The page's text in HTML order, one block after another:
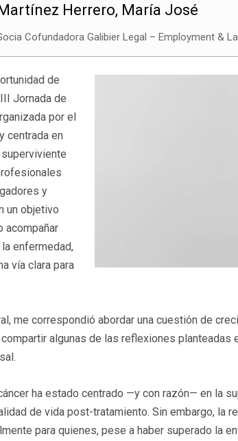
Herrero, María José
Cofundadora Galibier Legal – Employment &
de
Jornada de
por el
centrada en
y
un objetivo
acompañar
enfermedad,
vía clara para
me correspondió abordar una cuestión de
algunas de las reflexiones planteadas
ha estado centrado —y con razón— en la
de vida post-tratamiento. Sin embargo, la
para quienes, pese a haber superado la